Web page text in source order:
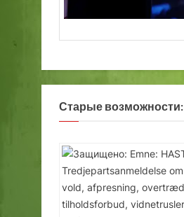
Старые возможности: